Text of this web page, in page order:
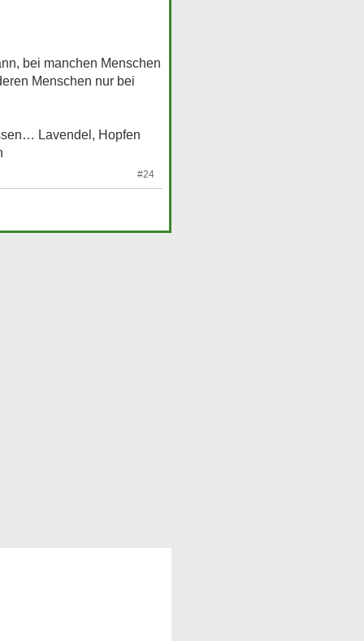
bei manchen Menschen
Menschen nur bei
Lavendel, Hopfen
#24